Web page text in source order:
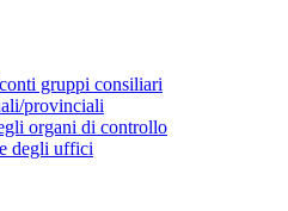
gruppi consiliari
provinciali
organi di controllo
degli uffici